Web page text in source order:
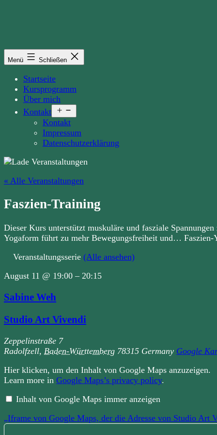
Menü Schließen
Startseite
Kursprogramm
Über mich
Kontakt
öffnen
Kontakt
Impressum
Datenschutzerklärung
« Alle Veranstaltungen
Faszien-Training
Dieser Kurs unterstützt muskuläre und fasziale
Yogaform führt zu mehr Bewegungsfreiheit und… Faszien-
Veranstaltungsserie (Alle ansehen)
August 11 @ 19:00 – 20:15
Sabine Weh
Studio Art Vivendi
Zeppelinstraße 7
Radolfzell, Baden-Württemberg 78315 Germany Google
„Iframe
Google
der
von
Studio
Hier klicken, um den Inhalt von Google Maps anzuzeigen.
Learn more in Google Maps’s privacy policy.
Inhalt von Google Maps immer anzeigen
„Iframe von Google Maps, der die Adresse von Studio Art